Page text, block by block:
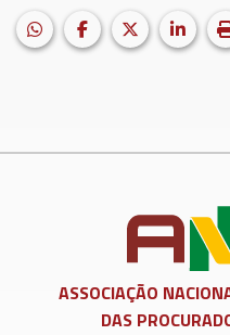
FacebookX (formerly
ASSOCIAÇÃO
DAS